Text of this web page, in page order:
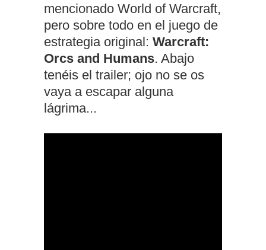
mencionado World of Warcraft,
pero sobre todo en el juego de
estrategia original: Warcraft:
Orcs and Humans. Abajo
tenéis el trailer; ojo no se os
vaya a escapar alguna
lágrima...